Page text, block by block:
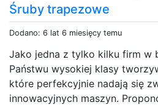
Śruby trapezowe
Dodano: 6 lat 6 miesięcy temu
Jako jedna z tylko kilku firm w
Państwu wysokiej klasy
które perfekcyjnie nadają się
innowacyjnych maszyn.